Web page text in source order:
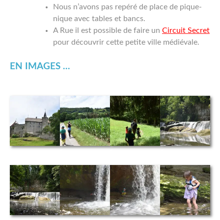
Nous n’avons pas repéré de place de pique-
nique avec tables et bancs.
A Rue il est possible de faire un Circuit Secret
pour découvrir cette petite ville médiévale.
EN IMAGES ...